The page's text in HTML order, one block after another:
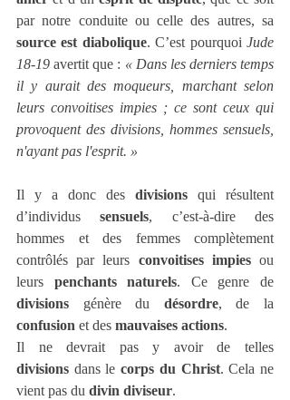
source est diabolique. C’est pourquoi Jude
18-19 avertit que : « Dans les derniers temps
il y aurait des moqueurs, marchant selon
leurs convoitises impies ; ce sont ceux qui
provoquent des divisions, hommes sensuels,
n'ayant pas l'esprit. »
Il y a donc des divisions qui résultent
d’individus sensuels, c’est-à-dire des
hommes et des femmes complètement
contrôlés par leurs convoitises impies ou
leurs penchants naturels
divisions génère du désordre
confusion et des mauvaises actions.
divisions dans le corps du Christ. Cela ne
vient pas du divin diviseur.